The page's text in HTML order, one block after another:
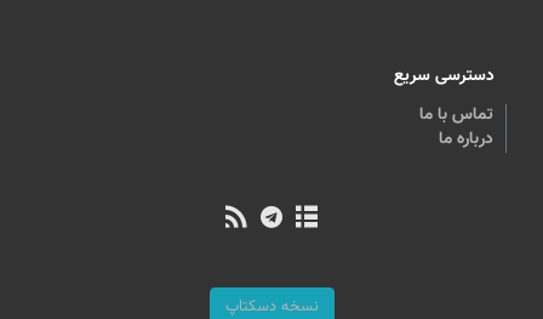
دسترسی سریع
تماس با ما
درباره ما
نسخه دسکتاپ